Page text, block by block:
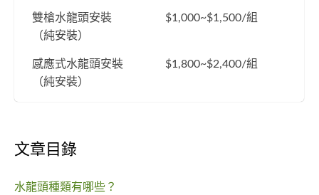
雙槍水龍頭安裝
（純安裝）
$1,000~$1,500/組
感應式水龍頭安裝
（純安裝）
$1,800~$2,400/組
文章目錄
水龍頭種類有哪些？